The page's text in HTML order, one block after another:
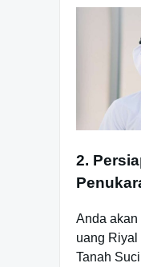
2.
Anda akan
uang Riyal
Tanah